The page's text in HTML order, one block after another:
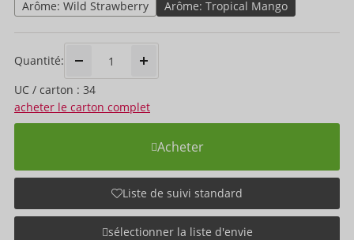
Arôme: Wild Strawberry
Arôme: Tropical Mango
Quantité:
UC / carton : 34
acheter le carton complet
Acheter
Liste de suivi standard
sélectionner la liste d'envie